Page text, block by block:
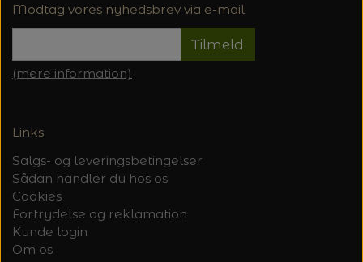
Modtag vores nyhedsbrev via e-mail
Tilmeld
(mere information)
Links
Salgs- og leveringsbetingelser
Sådan handler du hos os
Cookies
Fortrydelse og reklamation
Kunde login
Om os